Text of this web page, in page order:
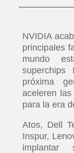
NVIDIA
principales
mundo
próxima
aceleren
para la era
Atos, Dell
Inspur,
implantar